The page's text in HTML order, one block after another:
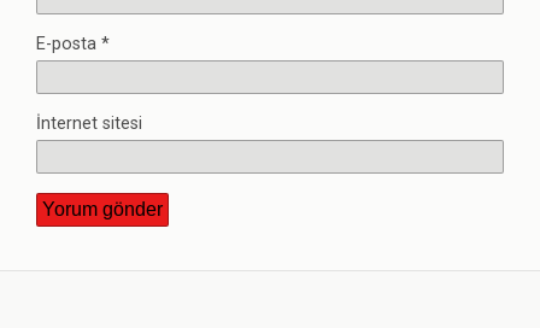
E-posta *
İnternet sitesi